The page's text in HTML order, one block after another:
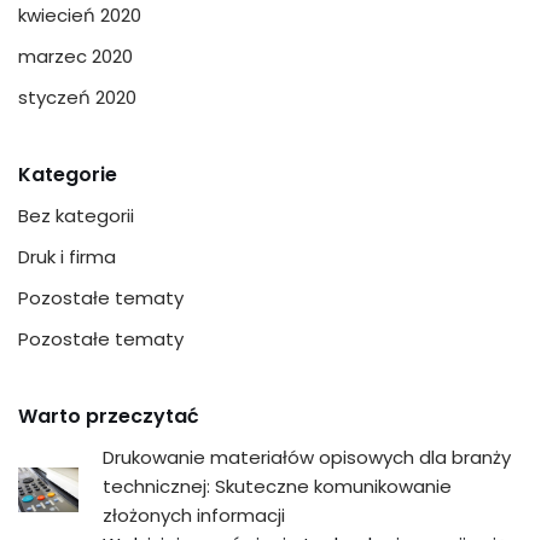
kwiecień 2020
marzec 2020
styczeń 2020
Kategorie
Bez kategorii
Druk i firma
Pozostałe tematy
Pozostałe tematy
Warto przeczytać
Drukowanie materiałów opisowych dla branży
technicznej: Skuteczne komunikowanie
złożonych informacji